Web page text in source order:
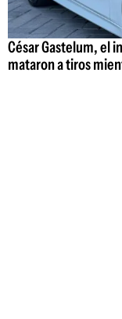
César Gastelum, el
mataron a tiros